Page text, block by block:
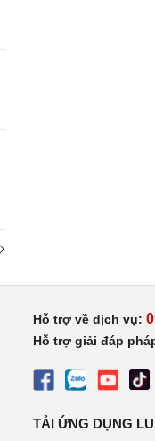
Hỗ trợ về dịch vụ:
Hỗ trợ giải đáp
TẢI ỨNG DỤNG